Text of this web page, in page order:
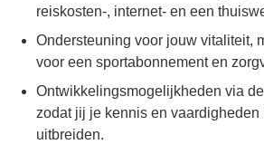
reiskosten-, internet- en een
Ondersteuning voor jouw vitaliteit,
voor een sportabonnement en
Ontwikkelingsmogelijkheden via
zodat jij je kennis en vaardigheden
uitbreiden.